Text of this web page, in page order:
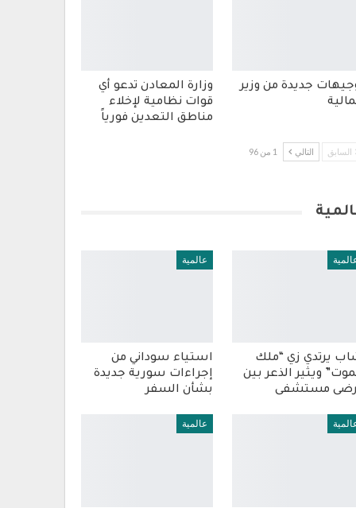
جديدة من وزير
وزارة المعادن تدعو أي
قوات نظامية لإخلاء
مناطق التعدين فورياً
السابق التالي 1 من 96
يرتدي زي “ملك
ويثير الذعر بين
مستشفى
عالمية
استياء سوداني من
إجراءات سورية جديدة
بشأن السفر
عالمية